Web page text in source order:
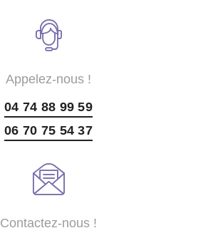
Appelez-nous !
04 74 88 99 59
06 70 75 54 37
Contactez-nous !